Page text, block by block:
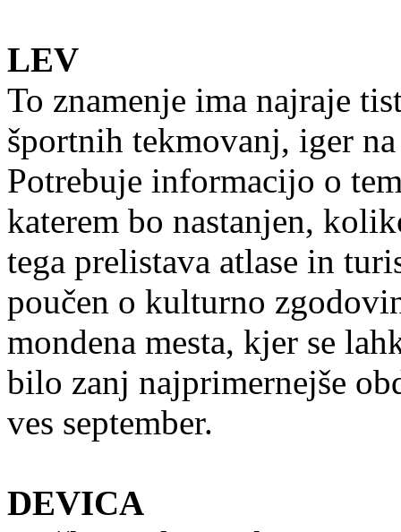
LEV
To znamenje ima najraje
športnih tekmovanj, iger
Potrebuje informacijo o
katerem bo nastanjen,
tega prelistava atlase in
poučen o kulturno
mondena mesta, kjer se
bilo zanj najprimernejše
ves september.
DEVICA